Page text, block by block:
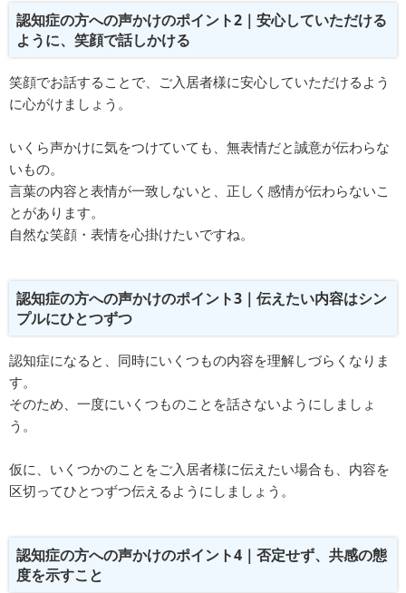
認知症の方への声かけのポイント2｜安心していただける
ように、笑顔で話しかける
笑顔でお話することで、ご入居者様に安心していただけるよう
に心がけましょう。
いくら声かけに気をつけていても、無表情だと誠意が伝わらな
いもの。
⾔葉の内容と表情が⼀致しないと、正しく感情が伝わらないこ
とがあります。
自然な笑顔・表情を心掛けたいですね。
認知症の方への声かけのポイント3｜伝えたい内容はシン
プルにひとつずつ
認知症になると、同時にいくつもの内容を理解しづらくなりま
す。
そのため、⼀度にいくつものことを話さないようにしましょ
う。
仮に、いくつかのことをご入居者様に伝えたい場合も、内容を
区切ってひとつずつ伝えるようにしましょう。
認知症の方への声かけのポイント4｜否定せず、共感の態
度を示すこと